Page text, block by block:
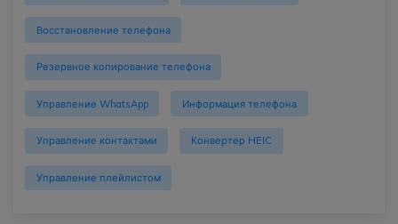
Восстановление телефона
Резервное копирование телефона
Управление WhatsApp Информация телефона
Управление контактами Конвертер HEIC
Управление плейлистом